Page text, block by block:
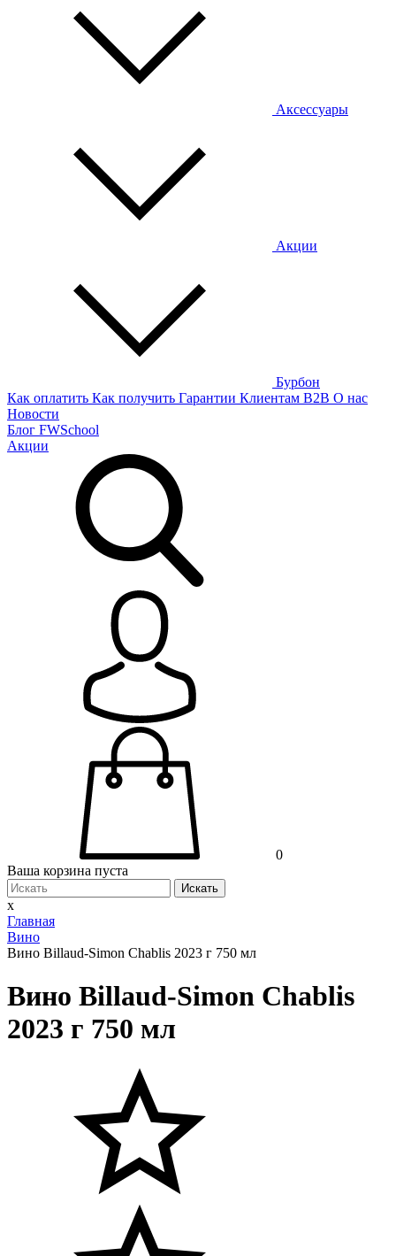
Аксессуары
Акции
Бурбон
Как оплатить Как получить Гарантии Клиентам B2B О нас
Новости
Блог FWSchool
Акции
0
Ваша корзина пуста
Искать
x
Главная
Вино
Вино Billaud-Simon Chablis 2023 г 750 мл
Вино Billaud-Simon Chablis
2023 г 750 мл